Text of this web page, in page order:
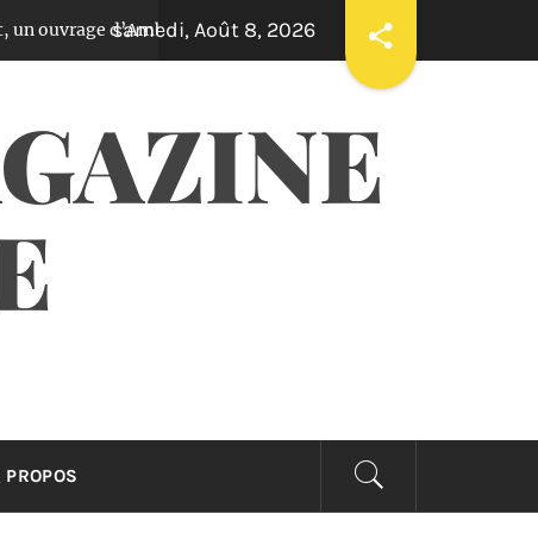
Kom Il y a 3 ans Ama Ata Aidoo : une
samedi, Août 8, 2026
PROPOS